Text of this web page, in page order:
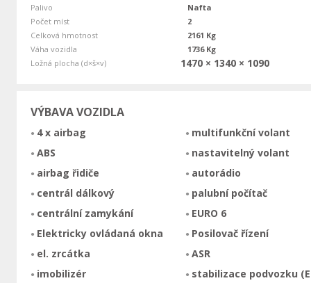
Palivo
Nafta
Počet míst
2
Celková hmotnost
2161 Kg
Váha vozidla
1736 Kg
Ložná plocha (d×š×v)
1470 × 1340 × 1090
VÝBAVA VOZIDLA
4 x airbag
ABS
airbag řidiče
centrál dálkový
centrální zamykání
Elektricky ovládaná okna
el. zrcátka
imobilizér
multifunkční volant
nastavitelný volant
autorádio
palubní počítač
EURO 6
Posilovač řízení
ASR
stabilizace podvozku